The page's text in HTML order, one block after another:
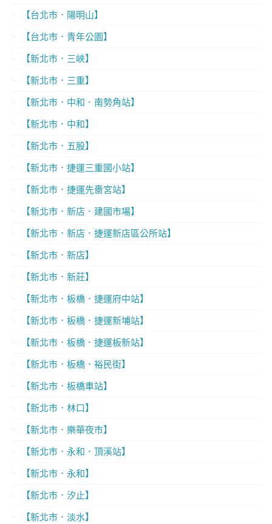
【台北市．陽明山】
【台北市．青年公園】
【新北市．三峽】
【新北市．三重】
【新北市．中和．南勢角站】
【新北市．中和】
【新北市．五股】
【新北市．捷運三重國小站】
【新北市．捷運先嗇宮站】
【新北市．新店．建國市場】
【新北市．新店．捷運新店區公所站】
【新北市．新店】
【新北市．新莊】
【新北市．板橋．捷運府中站】
【新北市．板橋．捷運新埔站】
【新北市．板橋．捷運板新站】
【新北市．板橋．裕民街】
【新北市．板橋車站】
【新北市．林口】
【新北市．樂華夜市】
【新北市．永和．頂溪站】
【新北市．永和】
【新北市．汐止】
【新北市．淡水】